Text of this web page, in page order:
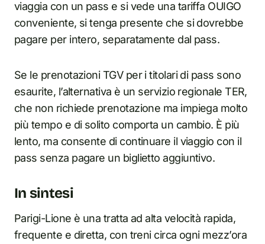
viaggia con un pass e si vede una tariffa OUIGO
conveniente, si tenga presente che si dovrebbe
pagare per intero, separatamente dal pass.
Se le prenotazioni TGV per i titolari di pass sono
esaurite, l’alternativa è un servizio regionale TER,
che non richiede prenotazione ma impiega molto
più tempo e di solito comporta un cambio. È più
lento, ma consente di continuare il viaggio con il
pass senza pagare un biglietto aggiuntivo.
In sintesi
Parigi-Lione è una tratta ad alta velocità rapida,
frequente e diretta, con treni circa ogni mezz’ora